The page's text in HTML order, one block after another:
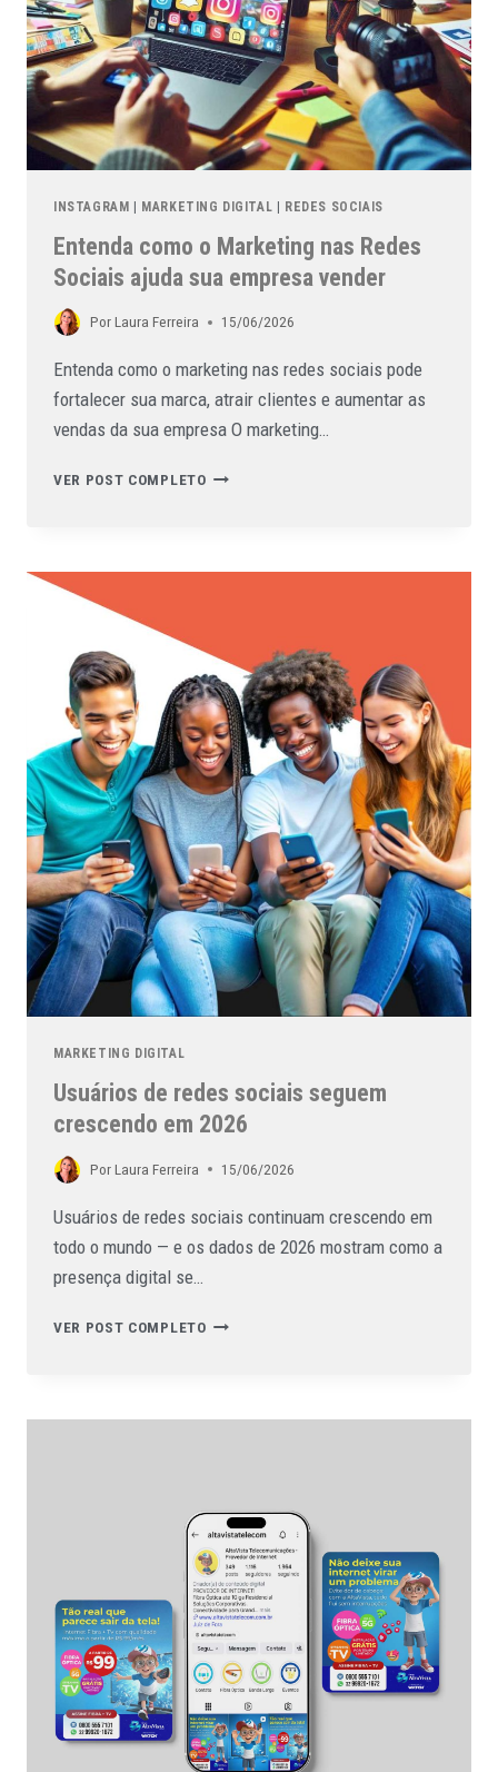
INSTAGRAM | MARKETING DIGITAL | REDES SOCIAIS
Entenda como o Marketing nas Redes
Sociais ajuda sua empresa vender
PorLaura Ferreira 15/06/2026
Entenda como o marketing nas redes sociais pode
fortalecer sua marca, atrair clientes e aumentar as
vendas da sua empresa O marketing…
VER POST COMPLETO
MARKETING DIGITAL
Usuários de redes sociais seguem
crescendo em 2026
PorLaura Ferreira 15/06/2026
Usuários de redes sociais continuam crescendo em
todo o mundo — e os dados de 2026 mostram como a
presença digital se…
VER POST COMPLETO